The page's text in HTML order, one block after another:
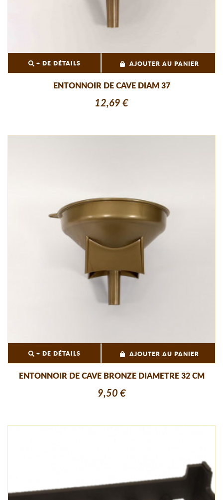
+ DE DÉTAILS AJOUTER AU PANIER
ENTONNOIR DE CAVE DIAM 37
12,69 €
+ DE DÉTAILS AJOUTER AU PANIER
ENTONNOIR DE CAVE BRONZE DIAMETRE 32 CM
9,50 €